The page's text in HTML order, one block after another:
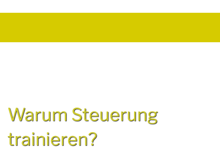
Warum Steuerung
trainieren?